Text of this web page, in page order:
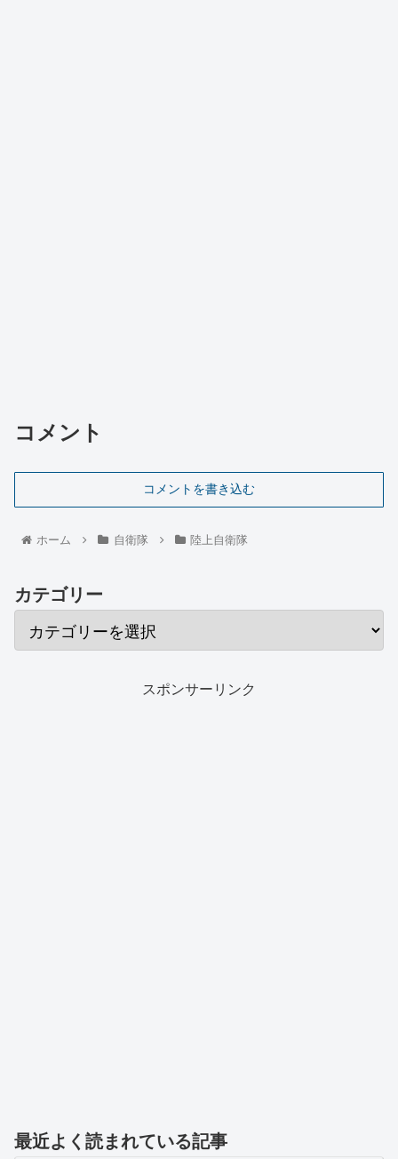
コメント
コメントを書き込む
ホーム 自衛隊 陸上自衛隊
カテゴリー
スポンサーリンク
最近よく読まれている記事